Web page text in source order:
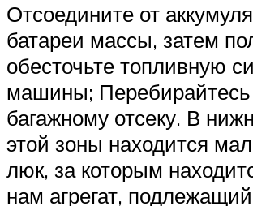
Отсоедините от
батареи массы, затем
обесточьте топливную
машины; Перебирайтесь
багажному отсеку. В
этой зоны находится
люк, за которым
нам агрегат,